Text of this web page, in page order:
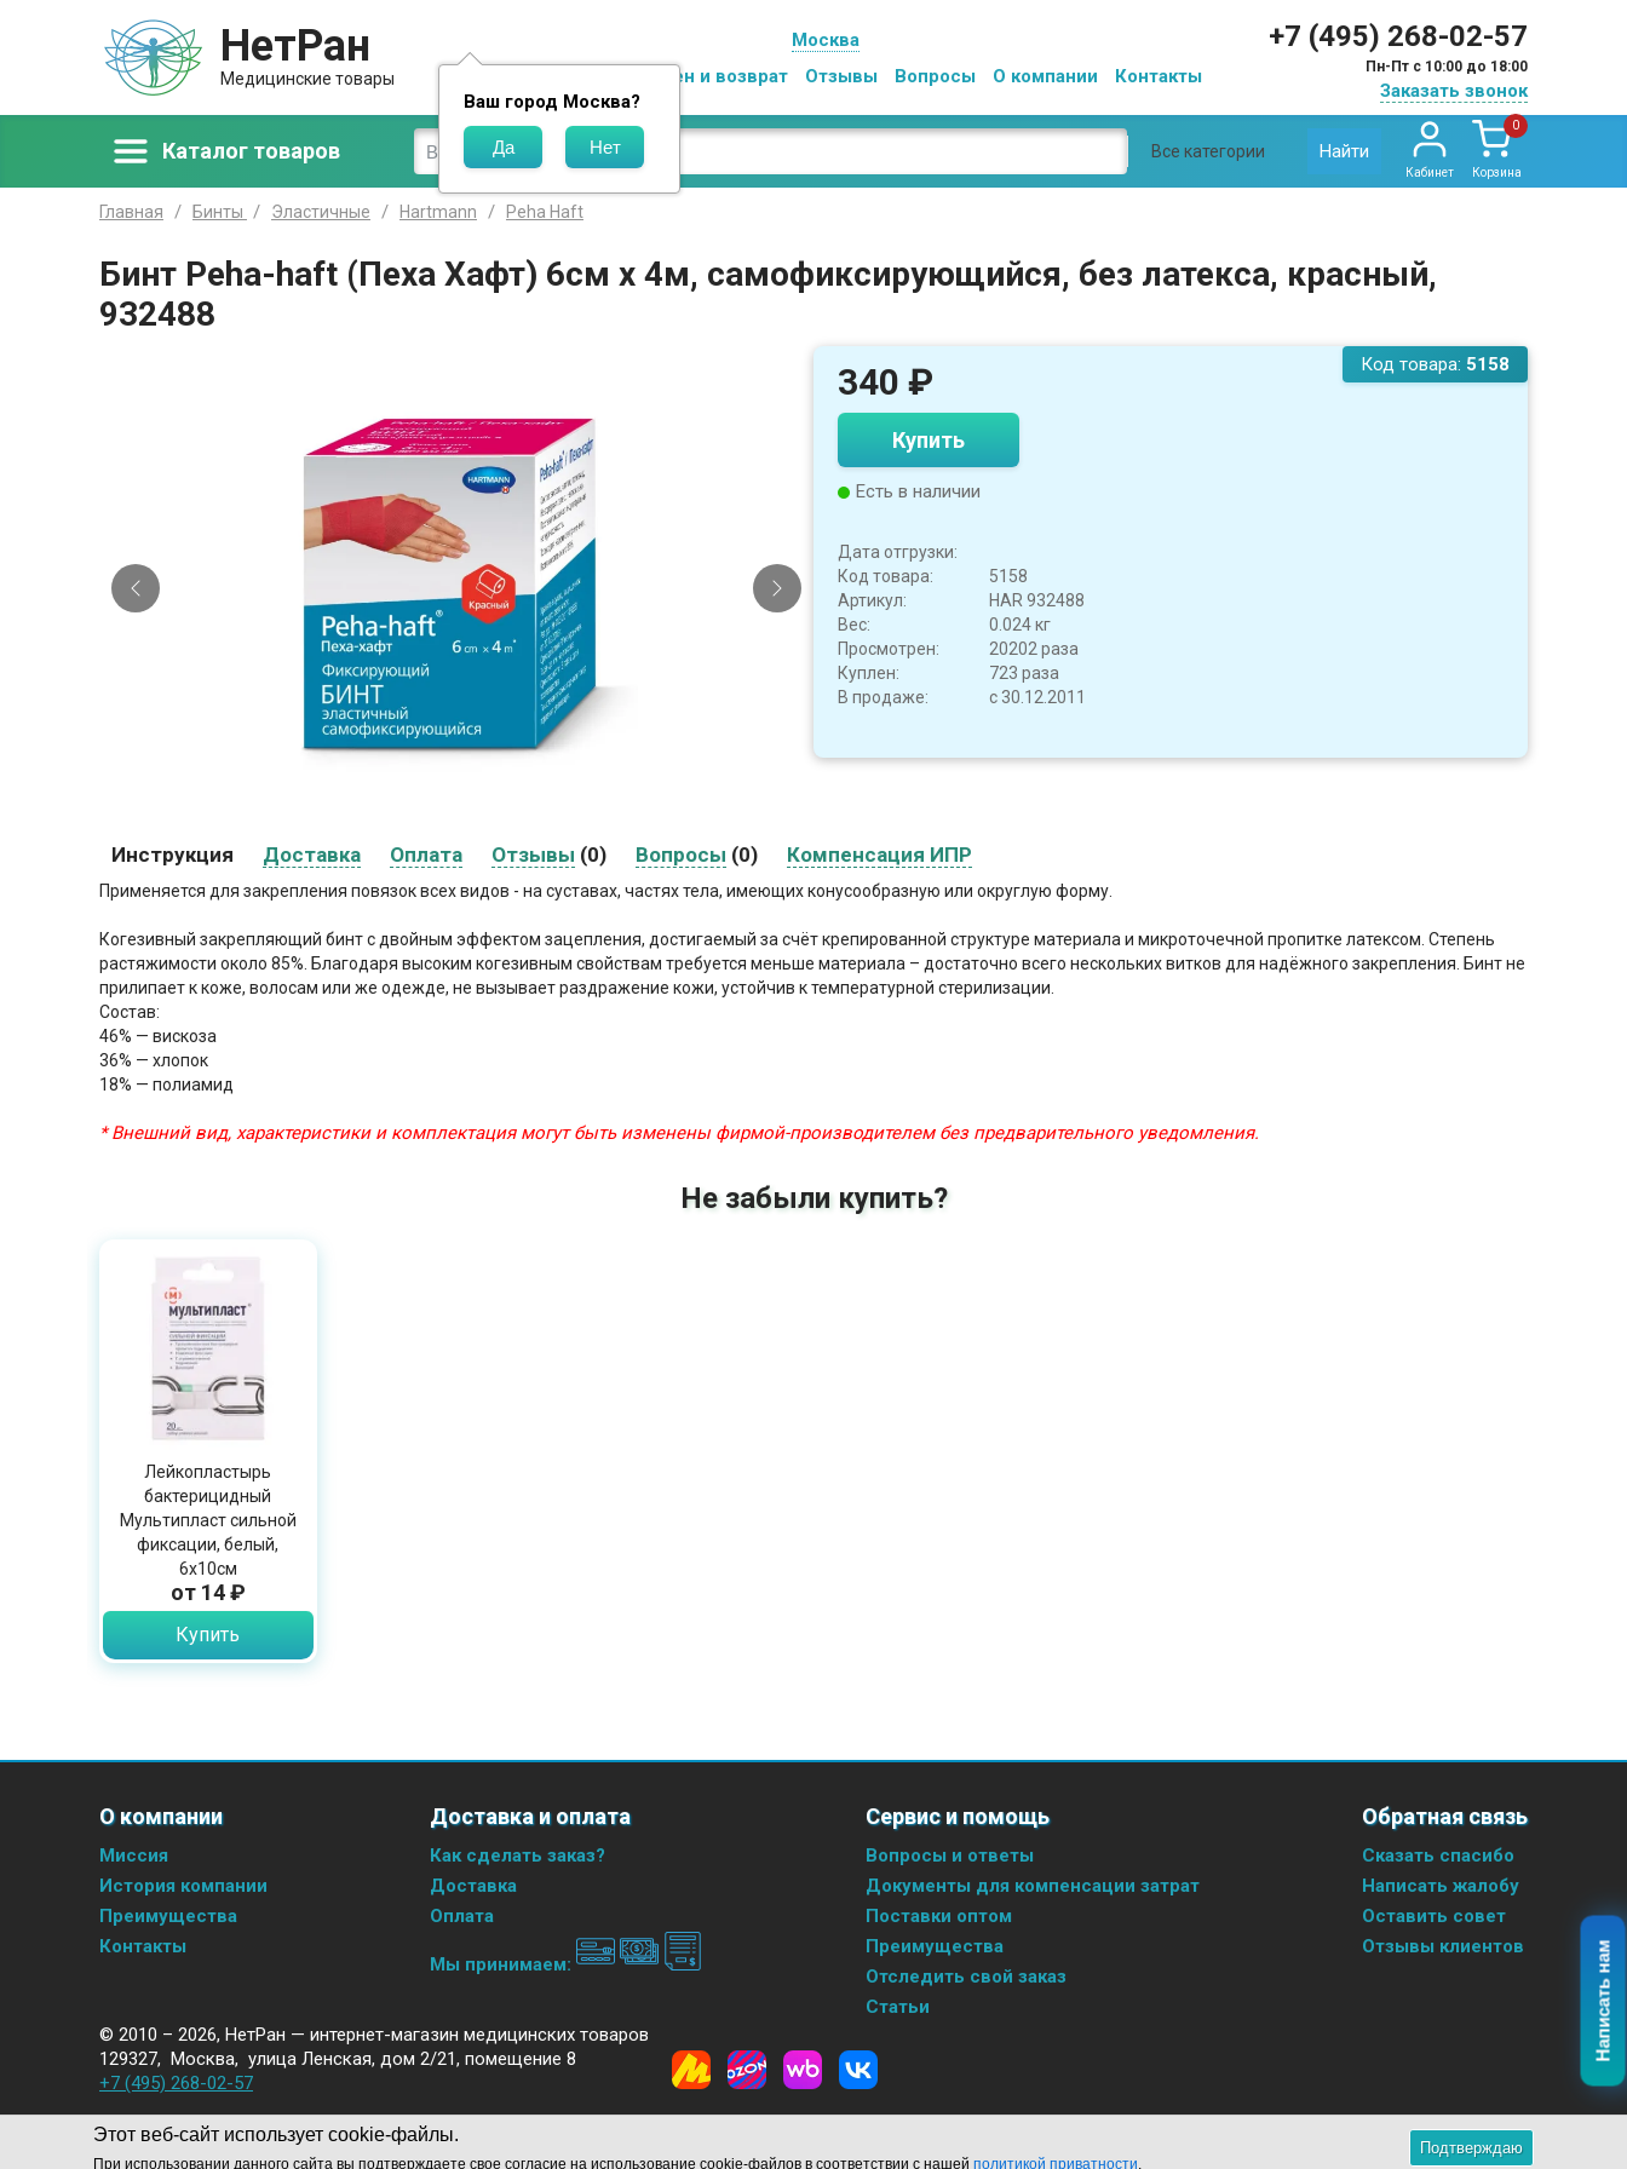
Этот веб-сайт использует cookie-файлы.
При использовании данного сайта вы подтверждаете свое согласие на использование cookie-файлов в соответствии с нашей политикой приватности.
Подтверждаю
НетРан
Медицинские товары
Москва
Ваш город Москва?
Обмен и возврат Отзывы Вопросы О компании Контакты
+7 (495) 268-02-57
Пн-Пт с 10:00 до 18:00
Заказать звонок
Каталог товаров Все категории Найти
Кабинет
0
Корзина
Главная Бинты Эластичные Hartmann Peha Haft
Бинт Peha-haft (Пеха Хафт) 6см х 4м, самофиксирующийся, без латекса, красный,
932488
Код товара: 5158
340 ₽
Купить
Есть в наличии
Дата отгрузки:
Код товара:
5158
Артикул:
HAR 932488
Вес:
0.024 кг
Просмотрен:
20202 раза
Куплен:
723 раза
В продаже:
с 30.12.2011
Инструкция Доставка Оплата Отзывы (0) Вопросы (0) Компенсация ИПР
Применяется для закрепления повязок всех видов - на суставах, частях тела, имеющих конусообразную или округлую форму.
Когезивный закрепляющий бинт с двойным эффектом зацепления, достигаемый за счёт крепированной структуре материала и микроточечной пропитке латексом. Степень
растяжимости около 85%. Благодаря высоким когезивным свойствам требуется меньше материала – достаточно всего нескольких витков для надёжного закрепления. Бинт не
прилипает к коже, волосам или же одежде, не вызывает раздражение кожи, устойчив к температурной стерилизации.
Cостав:
46% — вискоза
36% — хлопок
18% — полиамид
* Внешний вид, характеристики и комплектация могут быть изменены фирмой-производителем без предварительного уведомления.
Не забыли купить?
Лейкопластырь
бактерицидный
Мультипласт сильной
фиксации, белый,
6х10см
от 14 ₽
Купить
О компании
Миссия
История компании
Преимущества
Контакты
Доставка и оплата
Как сделать заказ?
Доставка
Оплата
Мы принимаем:
Сервис и помощь
Вопросы и ответы
Документы для компенсации затрат
Поставки оптом
Преимущества
Отследить свой заказ
Статьи
Обратная связь
Сказать спасибо
Написать жалобу
Оставить совет
Отзывы клиентов
© 2010 – 2026, НетРан — интернет-магазин медицинских товаров
129327, Москва, улица Ленская, дом 2/21, помещение 8
+7 (495) 268-02-57
Написать нам